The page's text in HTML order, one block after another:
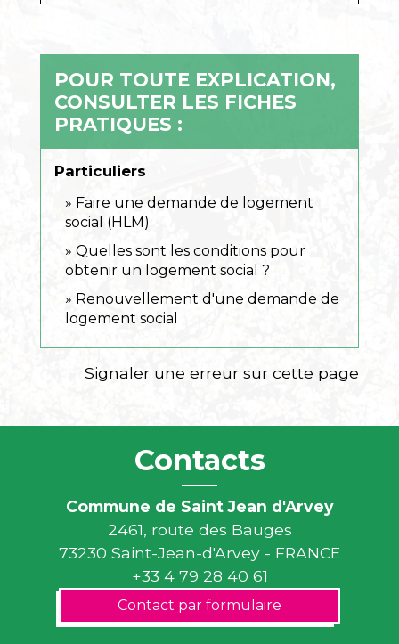
POUR TOUTE EXPLICATION,
CONSULTER LES FICHES
PRATIQUES :
Particuliers
Faire une demande de logement
social (HLM)
Quelles sont les conditions pour
obtenir un logement social ?
Renouvellement d'une demande de
logement social
Signaler une erreur sur cette page
Contacts
Commune de Saint Jean d'Arvey
2461, route des Bauges
73230 Saint-Jean-d'Arvey - FRANCE
+33 4 79 28 40 61
Contact par formulaire